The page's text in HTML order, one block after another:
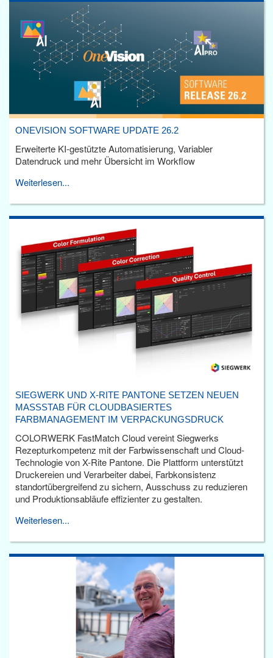
ONEVISION SOFTWARE UPDATE 26.2
Erweiterte KI-gestützte Automatisierung, Variabler
Datendruck und mehr Übersicht im Workflow
Weiterlesen...
SIEGWERK UND X-RITE PANTONE SETZEN NEUEN
MASSSTAB FÜR CLOUDBASIERTES F
ARBMANAGEMENT IM VERPACKUNGSDRUCK
COLORWERK FastMatch Cloud vereint Siegwerks
Rezepturkompetenz mit der Farbwissenschaft und Cloud-
Technologie von X-Rite Pantone. Die Plattform unterstützt
Druckereien und Verarbeiter dabei, Farbkonsistenz
standortübergreifend zu sichern, Ausschuss zu reduzieren
und Produktionsabläufe effizienter zu gestalten.
Weiterlesen...